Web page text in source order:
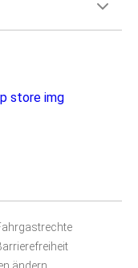
ändern